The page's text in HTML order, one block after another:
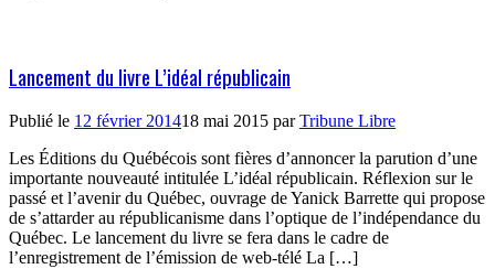
Lancement du livre L’idéal républicain
Publié le 12 février 201418 mai 2015 parTribune Libre
Les Éditions du Québécois sont fières d’annoncer la parution d’une
importante nouveauté intitulée L’idéal républicain. Réflexion sur le
passé et l’avenir du Québec, ouvrage de Yanick Barrette qui propose
de s’attarder au républicanisme dans l’optique de l’indépendance du
Québec. Le lancement du livre se fera dans le cadre de
l’enregistrement de l’émission de web-télé La […]